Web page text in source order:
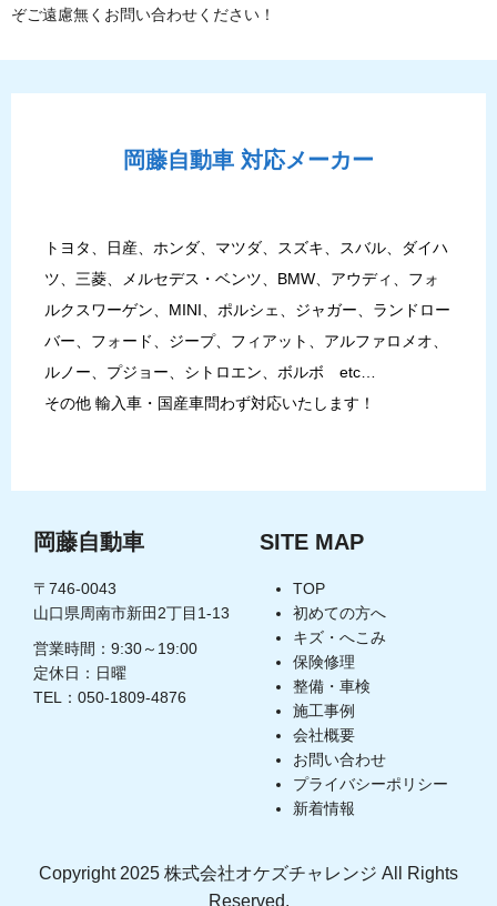
ぞご遠慮無くお問い合わせください！
岡藤自動車 対応メーカー
トヨタ、日産、ホンダ、マツダ、スズキ、スバル、ダイハ
ツ、三菱、メルセデス・ベンツ、BMW、アウディ、フォ
ルクスワーゲン、MINI、ポルシェ、ジャガー、ランドロー
バー、フォード、ジープ、フィアット、アルファロメオ、
ルノー、プジョー、シトロエン、ボルボ etc…
その他 輸入車・国産車問わず対応いたします！
岡藤自動車
〒746-0043
山口県周南市新田2丁目1-13
営業時間：9:30～19:00
定休日：日曜
TEL：050-1809-4876
SITE MAP
TOP
初めての方へ
キズ・へこみ
保険修理
整備・車検
施工事例
会社概要
お問い合わせ
プライバシーポリシー
新着情報
Copyright 2025 株式会社オケズチャレンジ All Rights
Reserved.